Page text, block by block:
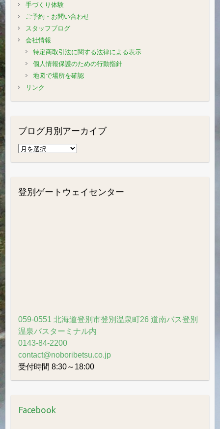
手づくり体験
ご予約・お問い合わせ
スタッフブログ
会社情報
特定商取引法に関する法律による表示
個人情報保護のための行動指針
地図で場所を確認
リンク
ブログ月別アーカイブ
ブ
ロ
別
登別ゲートウェイセンター
059-0551 北海道登別市登別温泉町26 道南バス登別
温泉バスターミナル内
0143-84-2200
contact@noboribetsu.co.jp
受付時間 8:30～18:00
Facebook